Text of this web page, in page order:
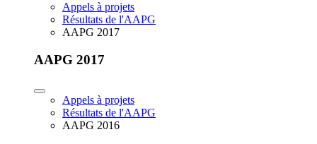
Appels à projets
Résultats de l'AAPG
AAPG 2017
AAPG 2017
Appels à projets
Résultats de l'AAPG
AAPG 2016